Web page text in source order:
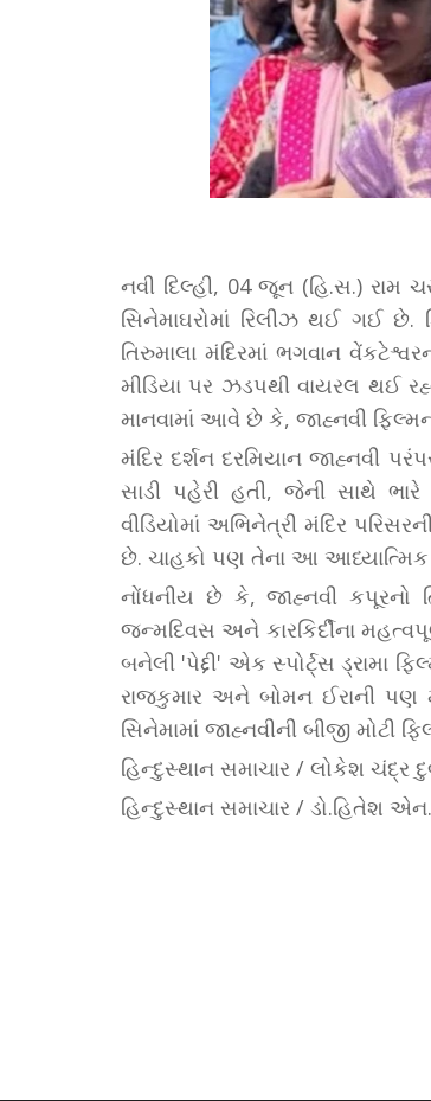
નવી દિલ્હી, 04 જૂન (હિ.સ.) રામ
સિનેમાઘરોમાં રિલીઝ થઈ ગઈ છે.
તિરુમાલા મંદિરમાં ભગવાન
મીડિયા પર ઝડપથી વાયરલ થઈ
માનવામાં આવે છે કે, જાહ્નવી
મંદિર દર્શન દરમિયાન જાહ્નવી
સાડી પહેરી હતી, જેની સાથે
વીડિયોમાં અભિનેત્રી મંદિર
છે. ચાહકો પણ તેના આ
નોંધનીય છે કે, જાહ્નવી કપૂરનો
જન્મદિવસ અને કારકિર્દીના
બનેલી 'પેદ્દી' એક સ્પોર્ટ્સ ડ્રામા
રાજકુમાર અને બોમન ઈરાની પણ
સિનેમામાં જાહ્નવીની બીજી મોટી
હિન્દુસ્થાન સમાચાર / લોકેશ ચંદ્ર
હિન્દુસ્થાન સમાચાર / ડો.હિતેશ